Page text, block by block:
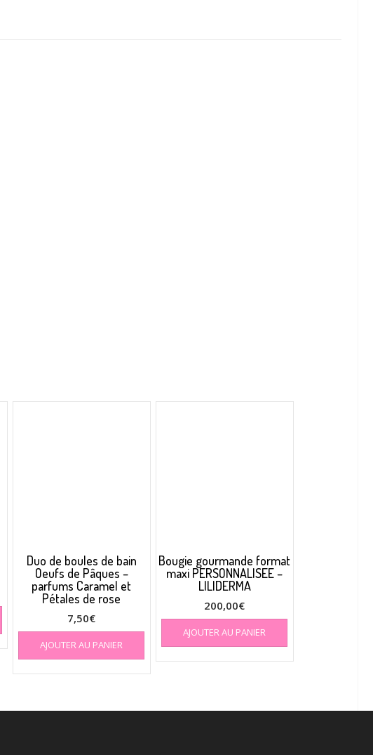
Duo de boules de bain
Oeufs de Pâques –
parfums Caramel et
Pétales de rose
7,50€
AJOUTER AU PANIER
Bougie gourmande format
maxi PERSONNALISEE –
LILIDERMA
200,00€
AJOUTER AU PANIER